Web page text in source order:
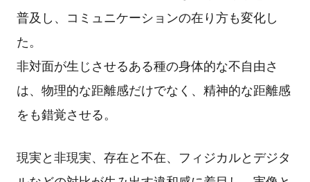
普及し、コミュニケーションの在り方も変化し
た。
非対面が生じさせるある種の身体的な不自由さ
は、物理的な距離感だけでなく、精神的な距離感
をも錯覚させる。
現実と非現実、存在と不在、フィジカルとデジタ